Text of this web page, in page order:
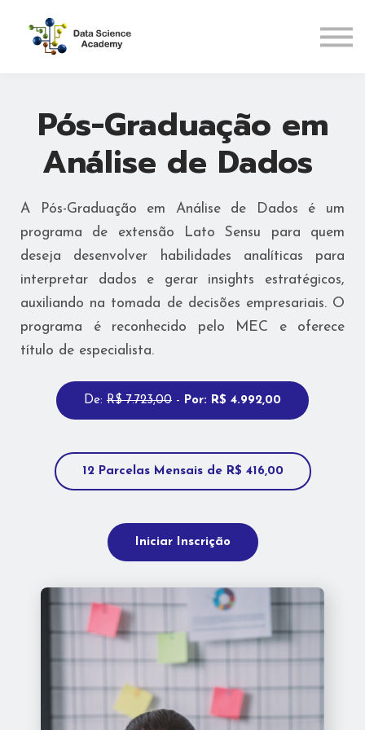
Pós-Graduações
CADASTRAR
Pós-Graduação em
Análise de Dados
A Pós-Graduação em Análise de Dados é um
programa de extensão Lato Sensu para quem
deseja desenvolver habilidades analíticas para
interpretar dados e gerar insights estratégicos,
auxiliando na tomada de decisões empresariais. O
programa é reconhecido pelo MEC e oferece
título de especialista.
De: R$ 7.723,00 - Por: R$ 4.992,00
12 Parcelas Mensais de R$ 416,00
Iniciar Inscrição